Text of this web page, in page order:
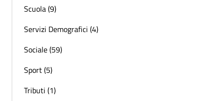
Scuola (9)
Servizi Demografici (4)
Sociale (59)
Sport (5)
Tributi (1)